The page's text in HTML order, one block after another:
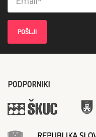
PODPORNIKI